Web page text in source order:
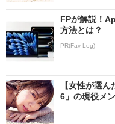
FPが解説！
方法とは？
PR(Fav-Log)
【女性が選
6」の現役メ